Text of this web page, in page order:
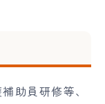
助員研修等、